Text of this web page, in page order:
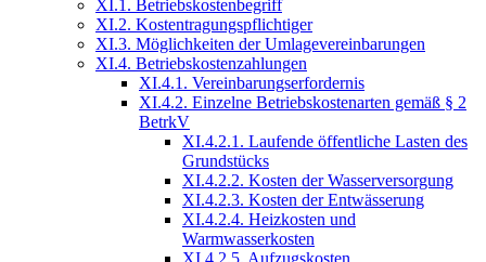
XI.1. Betriebskostenbegriff
XI.2. Kostentragungspflichtiger
XI.3. Möglichkeiten der Umlagevereinbarungen
XI.4. Betriebskostenzahlungen
XI.4.1. Vereinbarungserfordernis
XI.4.2. Einzelne Betriebskostenarten gemäß § 2
BetrkV
XI.4.2.1. Laufende öffentliche Lasten des
Grundstücks
XI.4.2.2. Kosten der Wasserversorgung
XI.4.2.3. Kosten der Entwässerung
XI.4.2.4. Heizkosten und
Warmwasserkosten
XI.4.2.5. Aufzugskosten